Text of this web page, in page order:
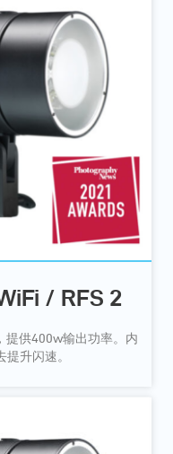
/ RFS 2
提供400w输出功率。内
升闪速。